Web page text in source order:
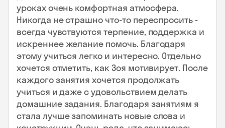
уроках очень комфортная атмосфера.
Никогда не страшно что-то переспросить -
всегда чувствуются терпение, поддержка и
искреннее желание помочь. Благодаря
этому учиться легко и интересно. Отдельно
хочется отметить, как Зоя мотивирует. После
каждого занятия хочется продолжать
учиться и даже с удовольствием делать
домашние задания. Благодаря занятиям я
стала лучше запоминать новые слова и